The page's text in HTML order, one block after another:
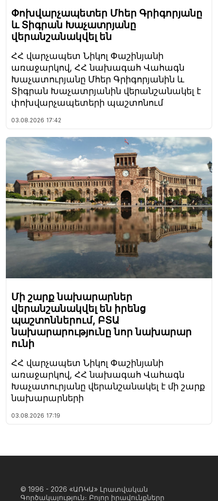
Փոխվարչապետեր Մհեր Գրիգորյանը
և Տիգրան Խաչատրյանը
վերանշանակվել են
ՀՀ վարչապետ Նիկոլ Փաշինյանի
առաջարկով, ՀՀ նախագահ Վահագն
Խաչատուրյանը Մհեր Գրիգորյանին և
Տիգրան Խաչատրյանին վերանշանակել է
փոխվարչապետերի պաշտոնում
03.08.2026 17:42
Մի շարք նախարարներ
վերանշանակվել են իրենց
պաշտոններում, ԲՏԱ
նախարարությունը նոր նախարար
ունի
ՀՀ վարչապետ Նիկոլ Փաշինյանի
առաջարկով, ՀՀ նախագահ Վահագն
Խաչատուրյանը վերանշանակել է մի շարք
նախարարների
03.08.2026 17:19
© 1996 - 2026 «ԱՌԿԱ» Լրատվական
Գործակալություն։ Բոլոր իրավունքները